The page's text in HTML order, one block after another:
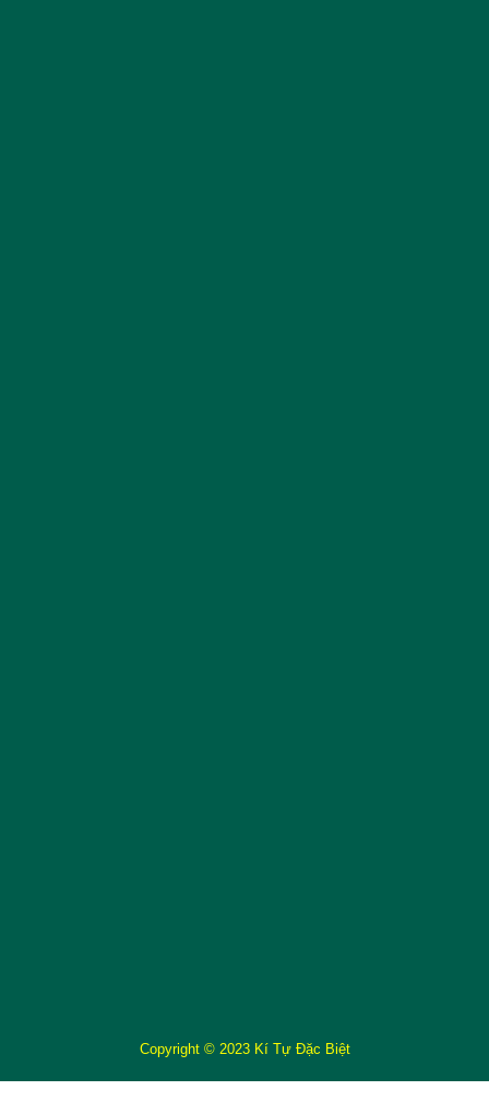
Copyright © 2023 Kí Tự Đặc Biệt